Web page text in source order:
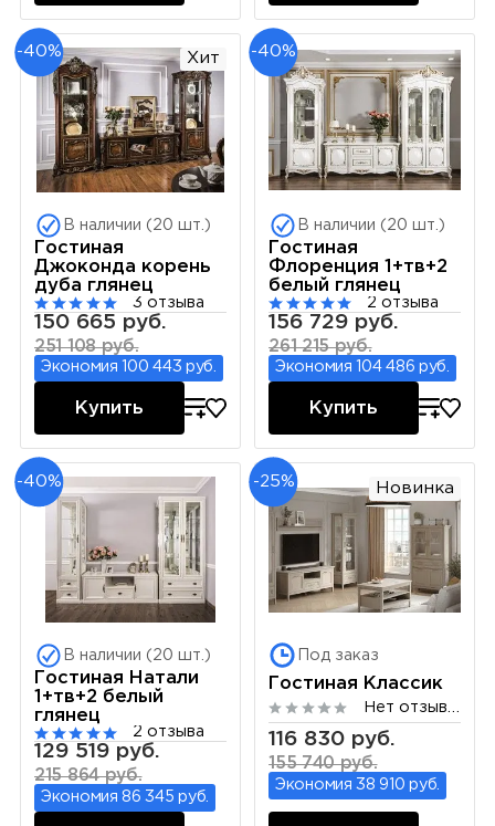
-40% Хит
В наличии (20 шт.)
Гостиная
Джоконда корень
дуба глянец
3 отзыва
150 665 руб.
251 108 руб.
Экономия 100 443 руб.
Купить
-40%
В наличии (20 шт.)
Гостиная
Флоренция 1+тв+2
белый глянец
2 отзыва
156 729 руб.
261 215 руб.
Экономия 104 486 руб.
Купить
-40%
В наличии (20 шт.)
Гостиная Натали
1+тв+2 белый
глянец
2 отзыва
129 519 руб.
215 864 руб.
Экономия 86 345 руб.
-25% Новинка
Под заказ
Гостиная Классик
116 830 руб.
155 740 руб.
Экономия 38 910 руб.